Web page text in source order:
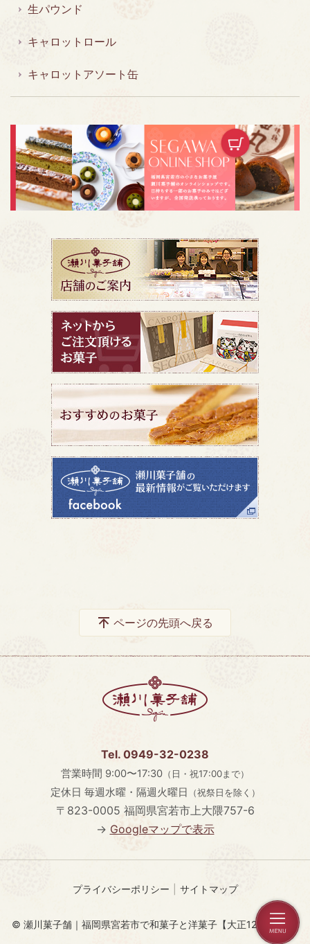
生パウンド
キャロットロール
キャロットアソート缶
ページの先頭へ戻る
Tel. 0949-32-0238
営業時間 9:00〜17:30 （日・祝17:00まで）
定休日 毎週水曜・隔週火曜日 （祝祭日を除く）
〒823-0005 福岡県宮若市上大隈757-6
→ Googleマップで表示
プライバシーポリシー サイトマップ
© 瀬川菓子舗｜福岡県宮若市で和菓子と洋菓子【大正12年創業】.